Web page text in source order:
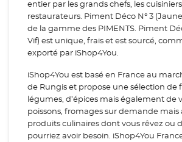
entier par les grands chefs, les
restaurateurs. Piment Déco N° 3
de la gamme des PIMENTS. Piment
Vif) est unique, frais et est sourcé,
exporté par iShop4You.
iShop4You est basé en France au
de Rungis et propose une sélection de
légumes, d’épices mais également de
poissons, fromages sur demande mais
produits culinaires dont vous rêvez ou
pourriez avoir besoin. iShop4You